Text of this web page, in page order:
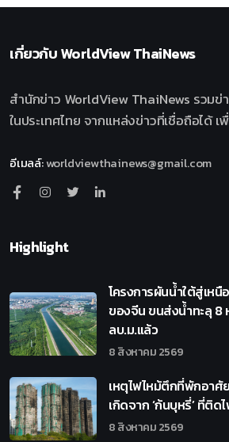
เกี่ยวกับWorldView ThaiNews
สำนักข่าว WorldView ThaiNews รวมข่
ในประเทศไทย จากแหล่งข่าวที่เชื่อถือได้
อีเมลล์:worldviewthainews@gmail.com
Highlight
โครงการผันน้ำใต้สู่เหนื
ของจีน ขนส่งน้ำทะลุ 8
ลบ.ม.แล้ว
8 สิงหาคม 2569
เหตุไฟไหม้ตึกที่พักอาศั
เกิดจาก ‘ก้นบุหรี่’ ที่ติด
8 สิงหาคม 2569